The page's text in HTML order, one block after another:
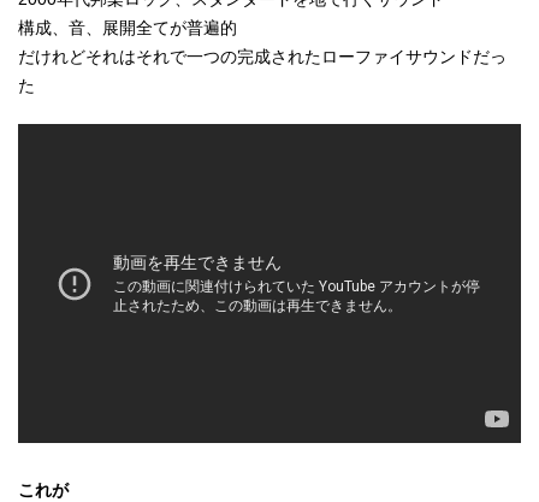
構成、音、展開全てが普遍的
だけれどそれはそれで一つの完成されたローファイサウンドだっ
た
これが